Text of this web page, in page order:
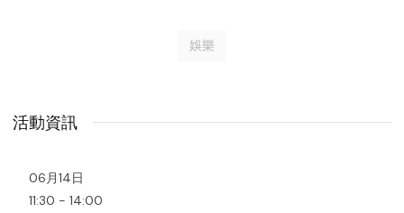
娛樂
活動資訊
06月14日
11:30 - 14:00